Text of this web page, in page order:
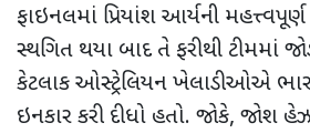
ફાઇનલમાં પ્રિયાંશ આર્યની
સ્થગિત થયા બાદ તે ફરીથી ટીમમાં
કેટલાક ઓસ્ટ્રેલિયન ખેલાડીઓએ
ઇનકાર કરી દીધો હતો. જોકે, જોશ